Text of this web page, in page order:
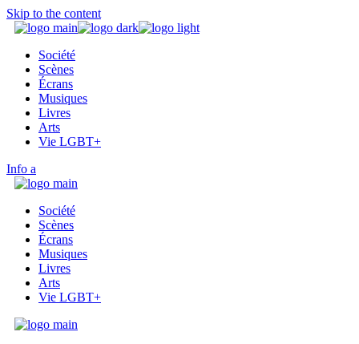
Skip to the content
Société
Scènes
Écrans
Musiques
Livres
Arts
Vie LGBT+
Info
Société
Scènes
Écrans
Musiques
Livres
Arts
Vie LGBT+